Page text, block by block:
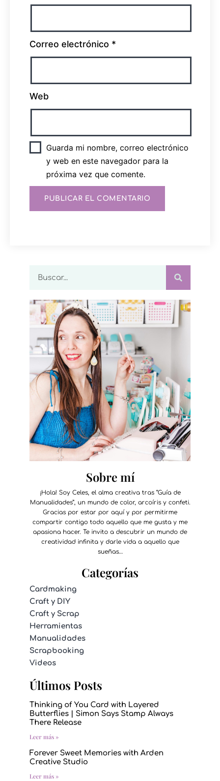
Correo electrónico *
Web
Guarda mi nombre, correo electrónico
y web en este navegador para la
próxima vez que comente.
Sobre mí
¡Hola! Soy Celes, el alma creativa tras “Guía de
Manualidades”, un mundo de color, arcoíris y confeti.
Gracias por estar por aquí y por permitirme
compartir contigo todo aquello que me gusta y me
apasiona hacer. Te invito a descubrir un mundo de
creatividad infinita y darle vida a aquello que
sueñas…
Categorías
Cardmaking
Craft y DIY
Craft y Scrap
Herramientas
Manualidades
Scrapbooking
Videos
Últimos Posts
Thinking of You Card with Layered
Butterflies | Simon Says Stamp Always
There Release
Leer más »
Forever Sweet Memories with Arden
Creative Studio
Leer más »